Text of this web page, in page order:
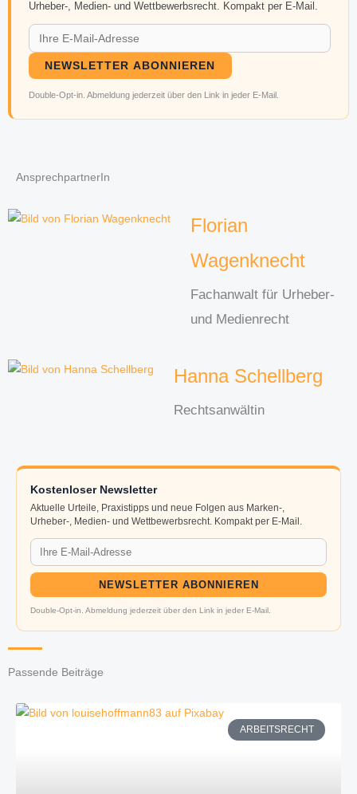
Urheber-, Medien- und Wettbewerbsrecht. Kompakt per E-Mail.
NEWSLETTER ABONNIEREN
Double-Opt-in. Abmeldung jederzeit über den Link in jeder E-Mail.
AnsprechpartnerIn
Florian
Wagenknecht
Fachanwalt für Urheber-
und Medienrecht
Hanna Schellberg
Rechtsanwältin
Kostenloser Newsletter
Aktuelle Urteile, Praxistipps und neue Folgen aus Marken-,
Urheber-, Medien- und Wettbewerbsrecht. Kompakt per E-Mail.
NEWSLETTER ABONNIEREN
Double-Opt-in. Abmeldung jederzeit über den Link in jeder E-Mail.
Passende Beiträge
ARBEITSRECHT